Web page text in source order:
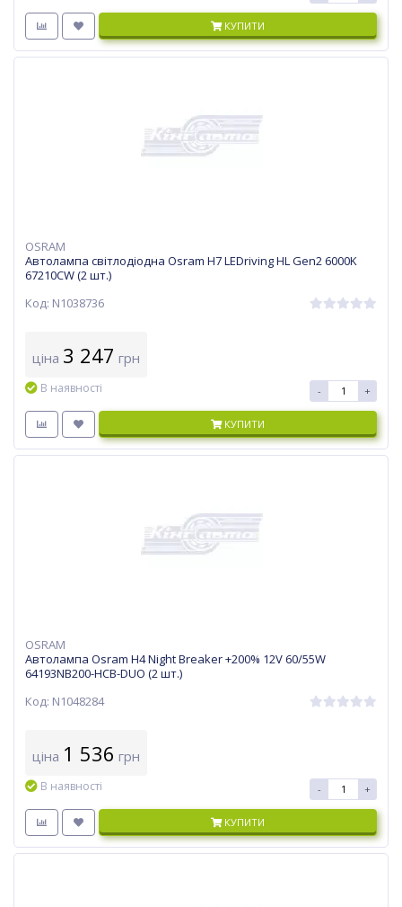
КУПИТИ
OSRAM
Автолампа світлодіодна Osram H7 LEDriving HL Gen2 6000K
67210CW (2 шт.)
Код: N1038736
ціна 3 247 грн
В наявності - +
КУПИТИ
OSRAM
Автолампа Osram H4 Night Breaker +200% 12V 60/55W
64193NB200-HCB-DUO (2 шт.)
Код: N1048284
ціна 1 536 грн
В наявності - +
КУПИТИ